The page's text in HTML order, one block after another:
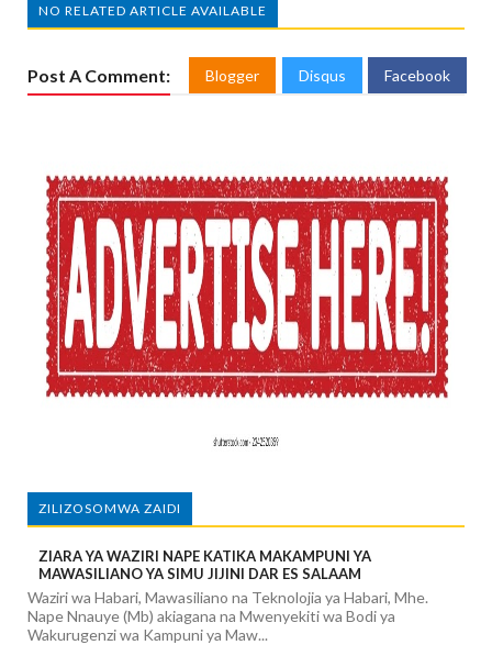
NO RELATED ARTICLE AVAILABLE
Post A Comment: Blogger Disqus Facebook
ZILIZOSOMWA ZAIDI
ZIARA YA WAZIRI NAPE KATIKA MAKAMPUNI YA
MAWASILIANO YA SIMU JIJINI DAR ES SALAAM
Waziri wa Habari, Mawasiliano na Teknolojia ya Habari, Mhe.
Nape Nnauye (Mb) akiagana na Mwenyekiti wa Bodi ya
Wakurugenzi wa Kampuni ya Maw...